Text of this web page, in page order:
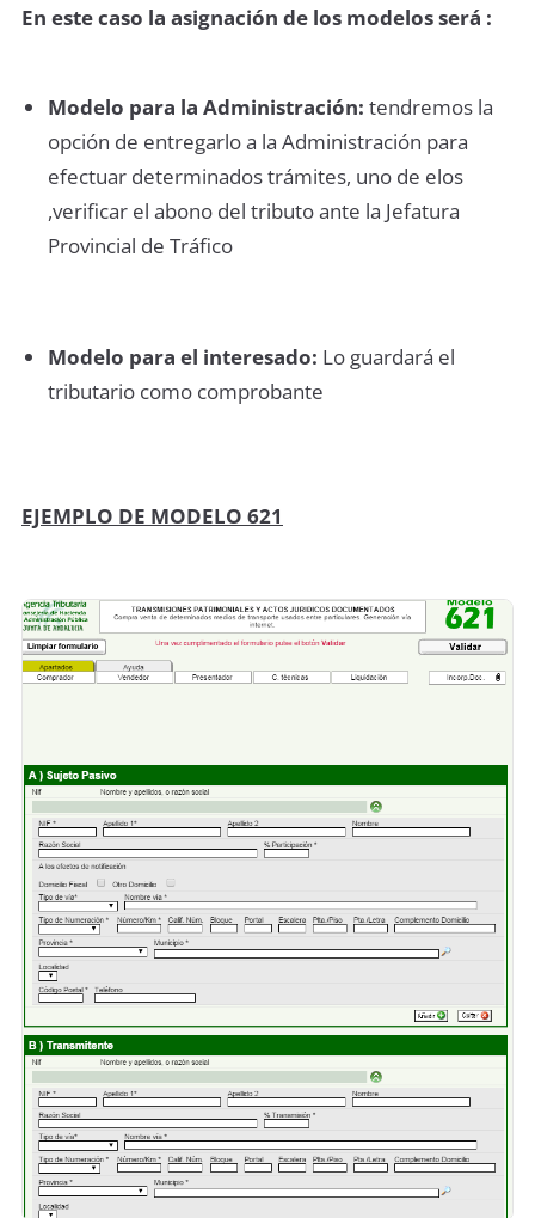
En este caso la asignación de los modelos será :
Modelo para la Administración: tendremos la
opción de entregarlo a la Administración para
efectuar determinados trámites, uno de elos
,verificar el abono del tributo ante la Jefatura
Provincial de Tráfico
Modelo para el interesado: Lo guardará el
tributario como comprobante
EJEMPLO DE MODELO 621